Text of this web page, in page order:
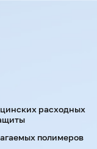
расходных
полимеров